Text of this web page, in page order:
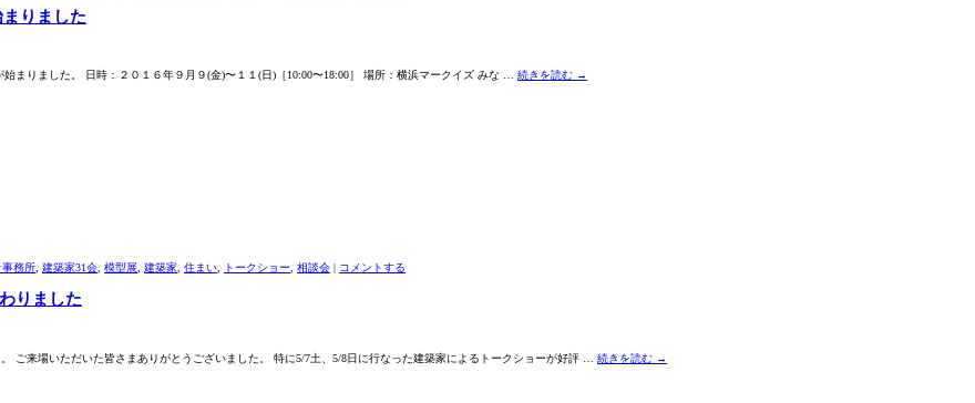
りました
まりました。 日時：２０１６年９月９(金)〜１１(日)［10:00〜18:00］ 場所：横浜マークイズ みな … 続きを読む →
事務所 建築家31会 模型展 建築家 住まい トークショー 相談会 | コメントする
りました
ご来場いただいた皆さまありがとうございました。 特に5/7土、5/8日に行なった建築家によるトークショーが好評 … 続きを読む →